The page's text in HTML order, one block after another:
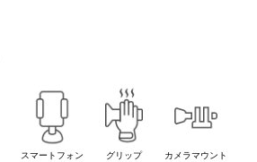
スマートフォン
グリップ
カメラマウント